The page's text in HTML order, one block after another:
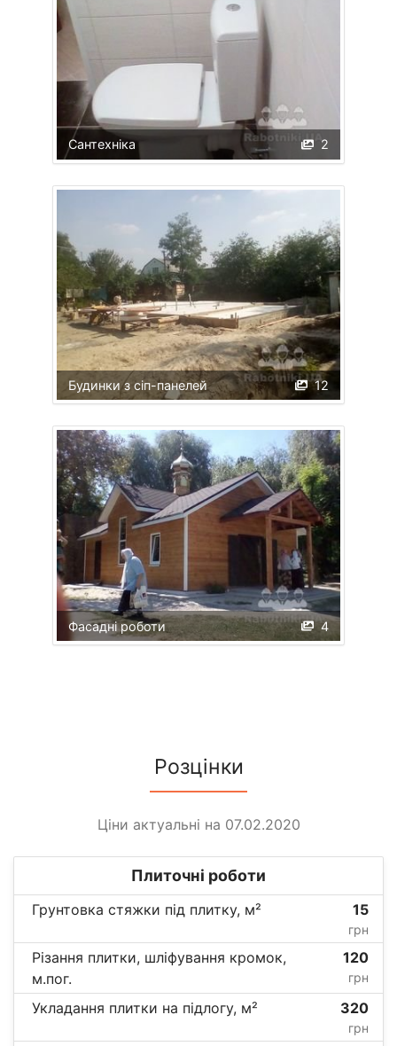
2
Сантехніка
12
Будинки з сіп-панелей
4
Фасадні роботи
Розцінки
Ціни актуальні на 07.02.2020
Плиточні роботи
Грунтовка стяжки під плитку, м² 15
грн
Різання плитки, шліфування кромок,
м.пог.
120
грн
Укладання плитки на підлогу, м² 320
грн